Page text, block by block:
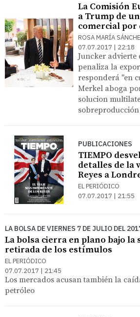
La Comisión
a Trump de
comercial por
ROSA MARÍA
07.07.2017 | 22:18
Juncker advierte
penaliza la
responderá "en
Merkel aboga
solucion
PUBLICACIONES
TIEMPO
detalles de la
Reyes a
EL PERIÓDICO
07.07.2017 | 21:55
LA BOLSA DE VIERNES 7 DE JULIO DEL
La bolsa cierra en plano bajo la
retirada de los estímulos
EL PERIÓDICO
07.07.2017 | 21:45
Los mercados acusan también la
petróleo